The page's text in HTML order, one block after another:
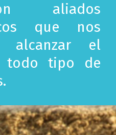
aliados
que nos
alcanzar el
todo tipo de